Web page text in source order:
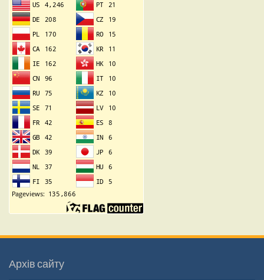
Архів сайту